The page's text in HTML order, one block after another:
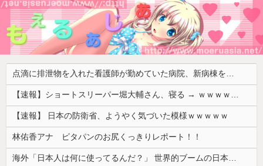
点滴に排泄物を入れた看護師が勤めていた病院、新病棟を建てたばかりなのに近隣住民の総スカンを食らった結果……
【速報】ショートスリーパー堀大輔さん、寝る → ｗｗｗｗｗｗｗｗｗｗｗｗｗｗｗｗ
【速報】 日本の防衛省、ようやく気づいた模様ｗｗｗｗｗ
林佑香アナ ピタパンのお尻くっきりレポート！！
海外「日本人は何に使ってるんだ？」 世界的ブームの日本の食品、買ってみたものの使い道が分からない外国人が続出